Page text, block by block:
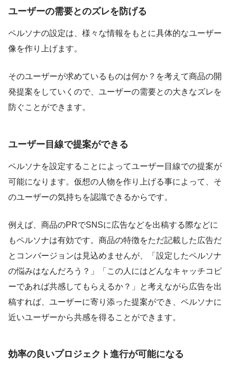
ユーザーの需要とのズレを防げる
ペルソナの設定は、様々な情報をもとに具体的なユーザー
像を作り上げます。
そのユーザーが求めているものは何か？を考えて商品の開
発提案をしていくので、ユーザーの需要との大きなズレを
防ぐことができます。
ユーザー目線で提案ができる
ペルソナを設定することによってユーザー目線での提案が
可能になります。仮想の人物を作り上げる事によって、そ
のユーザーの気持ちを認識できるからです。
例えば、商品のPRでSNSに広告などを出稿する際などに
もペルソナは有効です。商品の特徴をただ記載した広告だ
とコンバージョンは見込めませんが、「設定したペルソナ
の悩みはなんだろう？」「この人にはどんなキャッチコピ
ーであれば共感してもらえるか？」と考えながら広告を出
稿すれば、ユーザーに寄り添った提案ができ、ペルソナに
近いユーザーから共感を得ることができます。
効率の良いプロジェクト進行が可能になる